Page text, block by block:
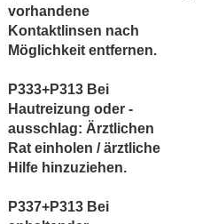
vorhandene
Kontaktlinsen nach
Möglichkeit entfernen.
P333+P313 Bei
Hautreizung oder -
ausschlag: Ärztlichen
Rat einholen / ärztliche
Hilfe hinzuziehen.
P337+P313 Bei